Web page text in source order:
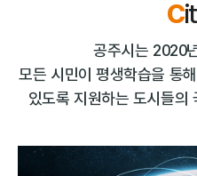
C
공주시는 2020
모든 시민이 평생학습을 통
있도록 지원하는 도시들의